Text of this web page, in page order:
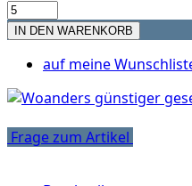
auf meine
Frage zum Artikel